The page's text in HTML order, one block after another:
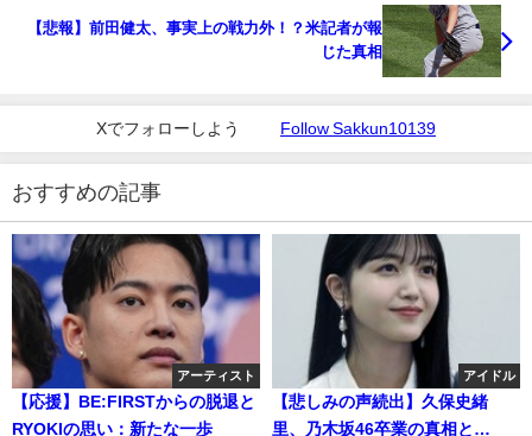
【悲報】前田健太、事実上の戦力外！？米記者が報
じた真相
Xでフォローしよう Follow Sakkun10139
おすすめの記事
アーティスト
【応援】BE:FIRSTからの脱退と
RYOKIの思い：新たな一歩
アイドル
【悲しみの声続出】久保史緒
里、乃木坂46卒業の真相と